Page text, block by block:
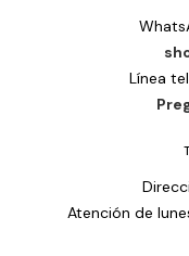
Línea
Atención de